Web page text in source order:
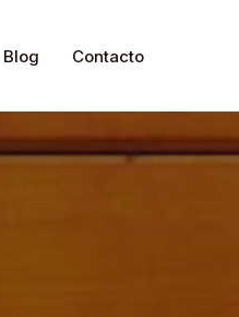
Blog Contacto